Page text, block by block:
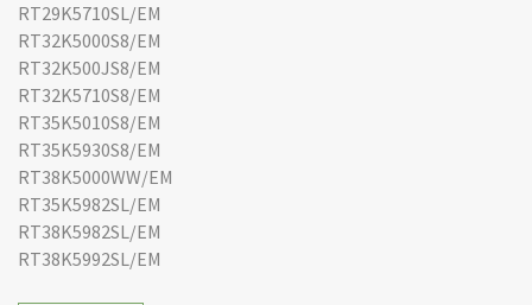
RT29K5710SL/EM
RT32K5000S8/EM
RT32K500JS8/EM
RT32K5710S8/EM
RT35K5010S8/EM
RT35K5930S8/EM
RT38K5000WW/EM
RT35K5982SL/EM
RT38K5982SL/EM
RT38K5992SL/EM